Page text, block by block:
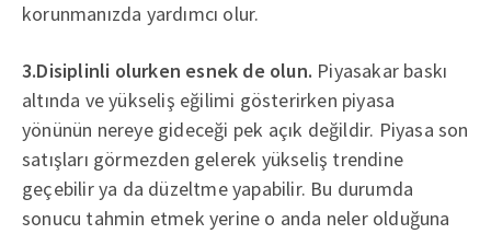
korunmanızda yardımcı olur.
3.Disiplinli olurken esnek de olun. Piyasakar baskı
altında ve yükseliş eğilimi gösterirken piyasa
yönünün nereye gideceği pek açık değildir. Piyasa son
satışları görmezden gelerek yükseliş trendine
geçebilir ya da düzeltme yapabilir. Bu durumda
sonucu tahmin etmek yerine o anda neler olduğuna